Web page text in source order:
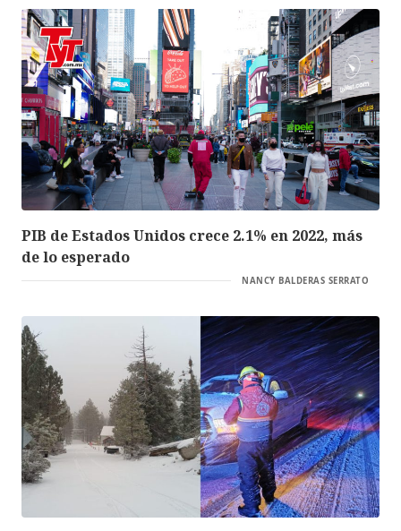
PIB de Estados Unidos crece 2.1% en 2022, más
de lo esperado
NANCY BALDERAS SERRATO